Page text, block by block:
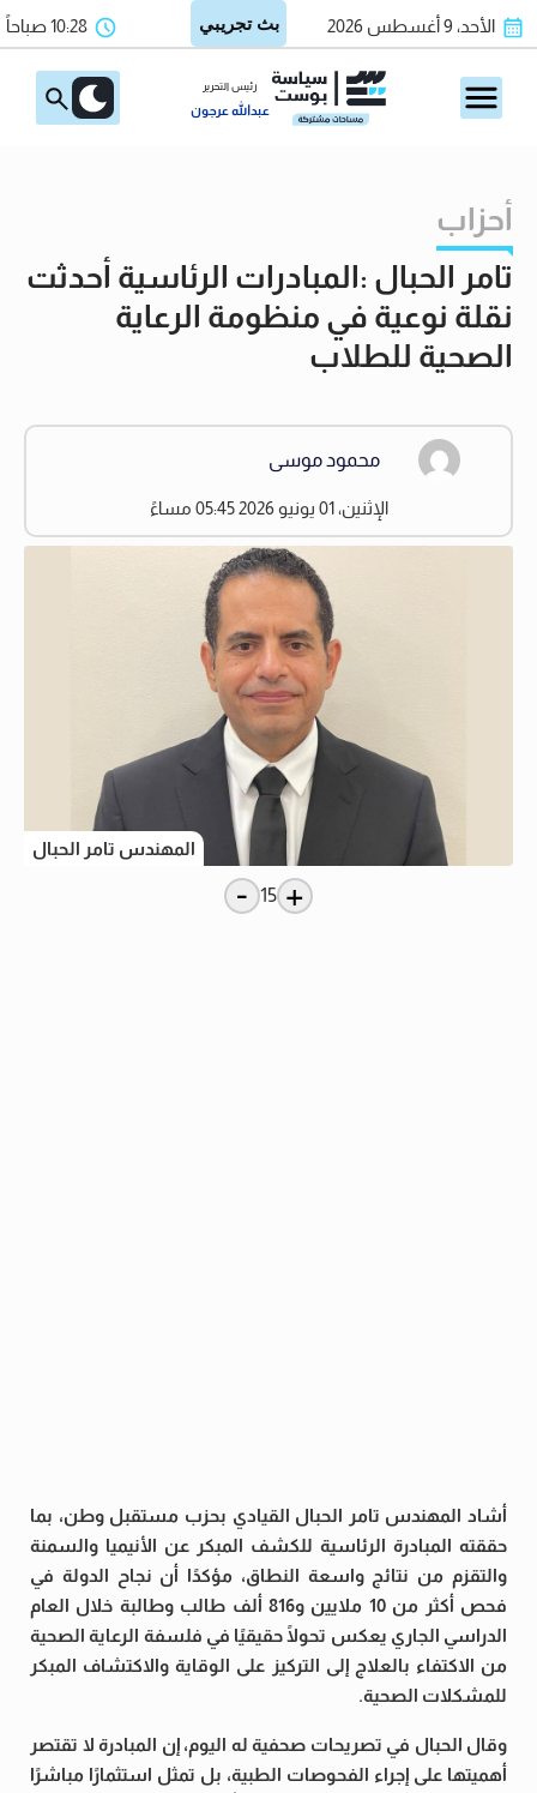
الأحد، 9 أغسطس 2026 10:28 صباحاً
رئيس التحرير
عبدالله عرجون
أحزاب
تامر الحبال :المبادرات الرئاسية أحدثت
نقلة نوعية في منظومة الرعاية
الصحية للطلاب
محمود موسى
الإثنين، 01 يونيو 2026 05:45 مساءً
المهندس تامر الحبال
+
15
-
أشاد المهندس تامر الحبال القيادي بحزب مستقبل وطن، بما
حققته المبادرة الرئاسية للكشف المبكر عن الأنيميا والسمنة
والتقزم من نتائج واسعة النطاق، مؤكدًا أن نجاح الدولة في
فحص أكثر من 10 ملايين و816 ألف طالب وطالبة خلال العام
الدراسي الجاري يعكس تحولًا حقيقيًا في فلسفة الرعاية الصحية
من الاكتفاء بالعلاج إلى التركيز على الوقاية والاكتشاف المبكر
للمشكلات الصحية.
وقال الحبال في تصريحات صحفية له اليوم، إن المبادرة لا تقتصر
أهميتها على إجراء الفحوصات الطبية، بل تمثل استثمارًا مباشرًا